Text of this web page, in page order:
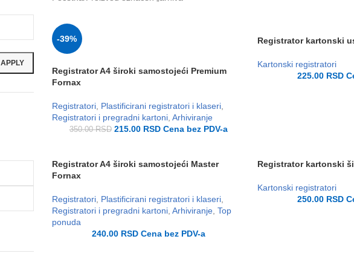
APPLY
-39%
Registrator A4 široki samostojeći Premium
Fornax
Registratori, Plastificirani registratori i klaseri,
Registratori i pregradni kartoni, Arhiviranje
350.00RSD 215.00 RSDCena bez PDV-a
Registrator kartonski
Kartonski registratori
225.00 RSD
Registrator A4 široki samostojeći Master
Fornax
Registratori, Plastificirani registratori i klaseri,
Registratori i pregradni kartoni, Arhiviranje, Top
ponuda
240.00 RSDCena bez PDV-a
Registrator kartonski
Kartonski registratori
250.00 RSD